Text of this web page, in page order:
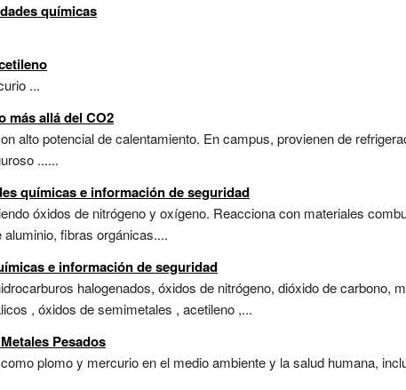
químicas
...
más allá del CO2
alto potencial de calentamiento. En campus, provienen de
......
químicas e información de seguridad
óxidos de nitrógeno y oxígeno. Reacciona con materiales
fibras orgánicas....
e información de seguridad
halogenados, óxidos de nitrógeno, dióxido de carbono,
, óxidos de semimetales , acetileno ,...
Pesados
plomo y mercurio en el medio ambiente y la salud humana,